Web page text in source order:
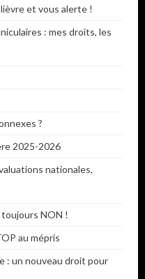
et vous alerte !
: mes droits, les
?
2025-2026
nationales,
toujours NON !
au mépris
: un nouveau droit pour